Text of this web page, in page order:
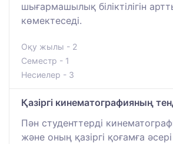
шығармашылық біліктілігін
көмектеседі.
Оқу жылы - 2
Семестр - 1
Несиелер - 3
Қазіргі кинематографияның
Пән студенттерді
және оның қазіргі қоғамға